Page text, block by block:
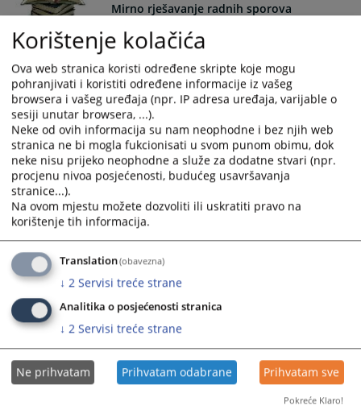
date.
Press
the
question
mark
key
to
get
the
keyboard
shortcuts
for
changing
dates.
date.
Press
the
question
mark
key
to
get
the
keyboard
for
changing
dates.
Mirno rješavanje radnih sporova
Objavljen spisak miritelja i arbitara u Republici Srpskoj za
mirno rješavanje radnih sporova
13.10.2011.
KAKO DO ZK IZVADKA?
Kako doći do zemljišno-knjižnog izvadka?
INFORMACIJE O PREDMETU
Kako dobiti informacije o predmetu_
KAKO MOGU DOĆI DO SUDIJE
Korištenje kolačića
Ova web stranica koristi određene skripte koje mogu
pohranjivati i koristiti određene informacije iz vašeg
browsera i vašeg uređaja (npr. IP adresa uređaja, varijable o
sesiji unutar browsera, ...).
Neke od ovih informacija su nam neophodne i bez njih web
stranica ne bi mogla fukcionisati u svom punom obimu, dok
neke nisu prijeko neophodne a služe za dodatne stvari (npr.
procjenu nivoa posjećenosti, budućeg usavršavanja
stranice...).
Na ovom mjestu možete dozvoliti ili uskratiti pravo na
korištenje tih informacija.
Translation(obavezna)
↓ 2 Servisi treće strane
Analitika o posjećenosti stranica
↓ 2 Servisi treće strane
Ne prihvatam Prihvatam odabrane Prihvatam sve
Pokreće Klaro!